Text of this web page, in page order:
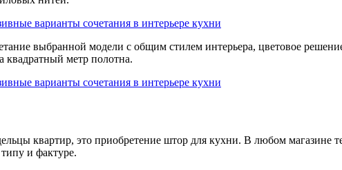
выбранной модели с общим стилем интерьера, цветовое
квадратный метр полотна.
квартир, это приобретение штор для кухни. В любом
и фактуре.